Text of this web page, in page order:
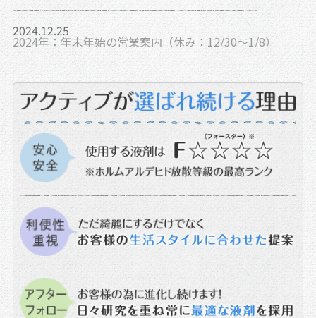
2024.12.25
2024年：年末年始の営業案内（休み：12/30～1/8）
2023.12.22
2023年：年末年始の営業案内（休み：12/30～1/5）
2023.08.07
夏季休業のご案内（休業日：8月11日～13日、8月20日
～22日）
2022.12.28
年末年始の営業案内（休み：12/30～1/6）
2021.12.09
年末年始の営業案内（休み：12/28～1/7）
2019.09.30
10/1より消費税10%を適用